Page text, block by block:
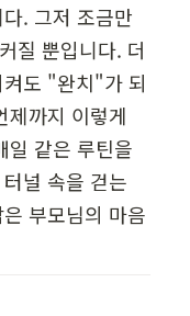
. 그저 조금만
질 뿐입니다. 더
도 "완치"가 되
제까지 이렇게
일 같은 루틴을
널 속을 걷는
부모님의 마음